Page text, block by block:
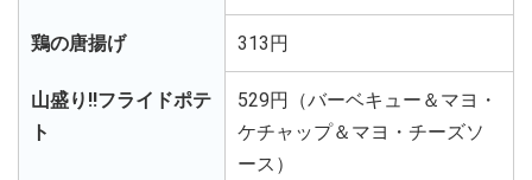
鶏の唐揚げ 313円
山盛り!!フライドポテ
ト
529円（バーベキュー＆マヨ・
ケチャップ＆マヨ・チーズソ
ース）